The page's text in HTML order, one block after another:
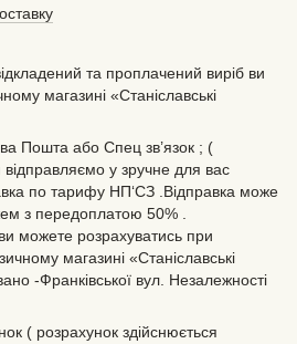
та проплачений виріб ви
магазині «Станіславські
Пошта або Спец зв’язок ; (
у зручне для вас
по тарифу НП‘СЗ .Відправка може
з передоплатою 50% .
можете розрахуватись при
магазині «Станіславські
-Франківської вул. Незалежності
( розрахунок здійснюється